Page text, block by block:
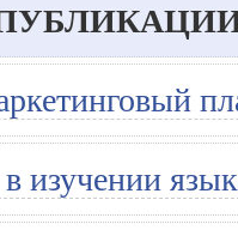
изучении